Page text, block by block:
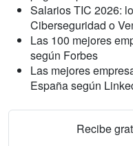
Salarios TIC 2026:
Ciberseguridad o
Las 100 mejores
según Forbes
Las mejores
España según
Recibe